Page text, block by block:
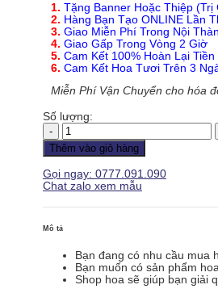
1. Tặng Banner Hoặc Thiệp
2. Hàng Bạn Tạo ONLINE Lần
3. Giao Miễn Phí Trong Nội
4. Giao Gấp Trong Vòng 2 Giờ
5. Cam Kết 100% Hoàn Lại
6. Cam Kết Hoa Tươi Trên 3
Miễn Phí Vận Chuyển cho hóa
Số lượng:
Hoa
Khai
Trương
Mã
Đáo
-
lượng
Thêm vào giỏ hàng
Gọi ngay: 0777.091.090
Chat zalo xem mẫu
Mô tả
Bạn đang có nhu cầu
Bạn muốn có sản phẩm
Shop hoa sẽ giúp bạn giải